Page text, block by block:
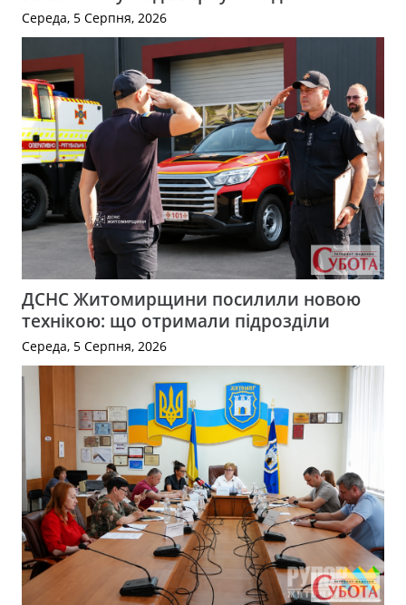
Середа, 5 Серпня, 2026
ДСНС Житомирщини посилили новою
технікою: що отримали підрозділи
Середа, 5 Серпня, 2026